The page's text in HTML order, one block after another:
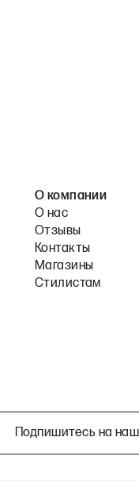
О компании
О нас
Отзывы
Контакты
Магазины
Стилистам
Подпишитесь на